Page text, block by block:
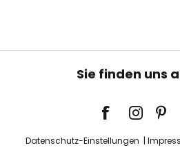
Sie finden uns
Datenschutz-Einstellungen